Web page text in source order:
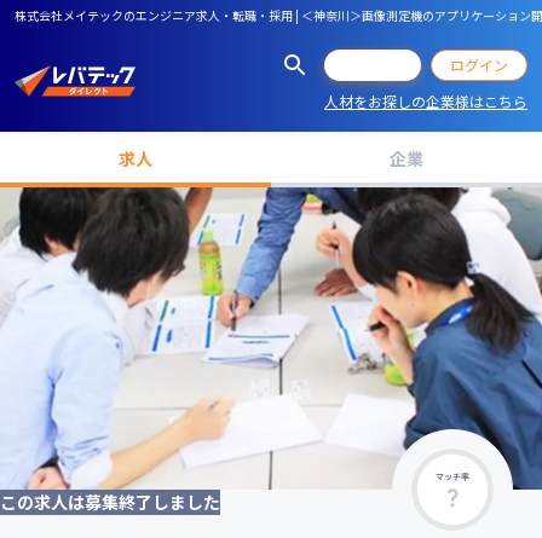
株式会社メイテックのエンジニア求人・転職・採用 | ＜神奈川＞画像測定機のアプリケーション
ログイン
人材をお探しの企業様はこちら
求人 企業
マッチ率
この求人は募集終了しました